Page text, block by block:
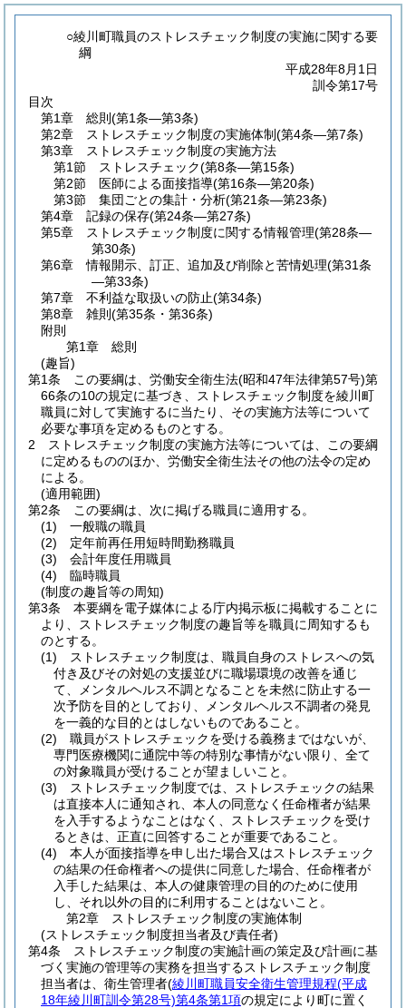
○綾川町職員のストレスチェック制度の実施に関する要
綱
平成28年8月1日
訓令第17号
目次
第1章
総則 (第1条―第3条)
第2章
ストレスチェック制度の実施体制(第4条―第7条)
第3章
ストレスチェック制度の実施方法
第1節
ストレスチェック(第8条―第15条)
第2節
医師による面接指導(第16条―第20条)
第3節
集団ごとの集計・分析(第21条―第23条)
第4章
記録の保存(第24条―第27条)
第5章
ストレスチェック制度に関する情報管理(第28条―
第30条)
第6章
情報開示、訂正、追加及び削除と苦情処理(第31条
―第33条)
第7章
不利益な取扱いの防止(第34条)
第8章
雑則 (第35条・第36条)
附則
第1章
総則
(趣旨)
第1条
この要綱は、労働安全衛生法(昭和47年法律第57号)第
66条の10の規定に基づき、ストレスチェック制度を綾川町
職員に対して実施するに当たり、その実施方法等について
必要な事項を定めるものとする。
2
ストレスチェック制度の実施方法等については、この要綱
に定めるもののほか、労働安全衛生法その他の法令の定め
による。
(適用範囲)
第2条
この要綱は、次に掲げる職員に適用する。
(1)
一般職の職員
(2)
定年前再任用短時間勤務職員
(3)
会計年度任用職員
(4)
臨時職員
(制度の趣旨等の周知)
第3条
本要綱を電子媒体による庁内掲示板に掲載することに
より、ストレスチェック制度の趣旨等を職員に周知するも
のとする。
(1)
ストレスチェック制度は、職員自身のストレスへの気
付き及びその対処の支援並びに職場環境の改善を通じ
て、メンタルヘルス不調となることを未然に防止する一
次予防を目的としており、メンタルヘルス不調者の発見
を一義的な目的とはしないものであること。
(2)
職員がストレスチェックを受ける義務まではないが、
専門医療機関に通院中等の特別な事情がない限り、全て
の対象職員が受けることが望ましいこと。
(3)
ストレスチェック制度では、ストレスチェックの結果
は直接本人に通知され、本人の同意なく任命権者が結果
を入手するようなことはなく、ストレスチェックを受け
るときは、正直に回答することが重要であること。
(4)
本人が面接指導を申し出た場合又はストレスチェック
の結果の任命権者への提供に同意した場合、任命権者が
入手した結果は、本人の健康管理の目的のために使用
し、それ以外の目的に利用することはないこと。
第2章
ストレスチェック制度の実施体制
(ストレスチェック制度担当者及び責任者)
第4条
ストレスチェック制度の実施計画の策定及び計画に基
づく実施の管理等の実務を担当するストレスチェック制度
担当者は、衛生管理者(綾川町職員安全衛生管理規程(平成
18年綾川町訓令第28号)第4条第1項の規定により町に置く